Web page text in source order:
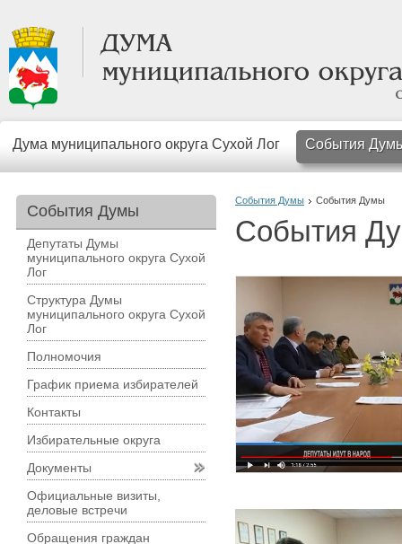
Дума муниципального округа Сухой Лог События
События Думы События Думы
События
События Думы
Депутаты Думы
муниципального округа Сухой
Лог
Структура Думы
муниципального округа Сухой
Лог
Полномочия
График приема избирателей
Контакты
Избирательные округа
Документы
Официальные визиты,
деловые встречи
Обращения граждан